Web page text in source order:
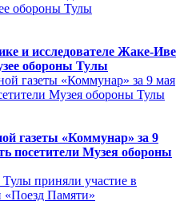
и исследователе Жаке-Иве
обороны Тулы
газеты «Коммунар» за 9
посетители Музея обороны